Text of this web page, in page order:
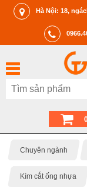
Hà Nội: 18,
Chuyên ngành
Kìm cắt ống nhựa